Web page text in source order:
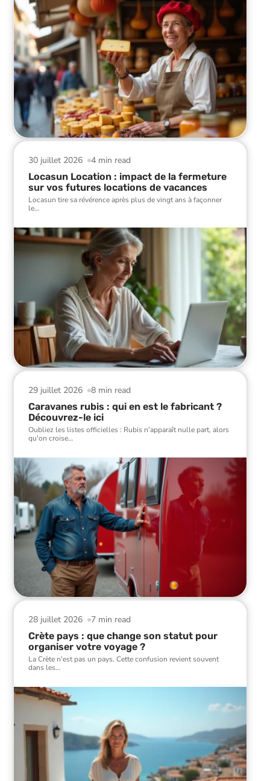
4 min read
30 juillet 2026
Locasun Location : impact de la fermeture
sur vos futures locations de vacances
Locasun tire sa révérence après plus de vingt ans à façonner
le…
8 min read
29 juillet 2026
Caravanes rubis : qui en est le fabricant ?
Découvrez-le ici
Oubliez les listes officielles : Rubis n'apparaît nulle part, alors
qu'on croise…
7 min read
28 juillet 2026
Crète pays : que change son statut pour
organiser votre voyage ?
La Crète n'est pas un pays. Cette confusion revient souvent
dans les…